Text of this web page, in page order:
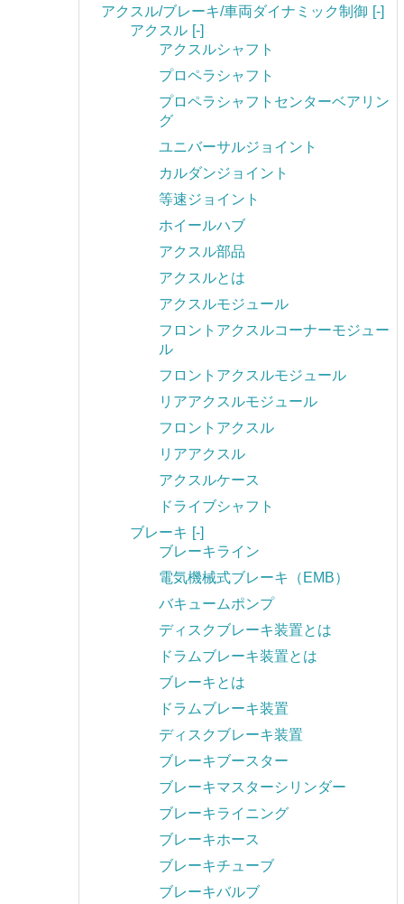
アクスル/ブレーキ/車両ダイナミック制御 [-]
アクスル [-]
アクスルシャフト
プロペラシャフト
プロペラシャフトセンターベアリン
グ
ユニバーサルジョイント
カルダンジョイント
等速ジョイント
ホイールハブ
アクスル部品
アクスルとは
アクスルモジュール
フロントアクスルコーナーモジュー
ル
フロントアクスルモジュール
リアアクスルモジュール
フロントアクスル
リアアクスル
アクスルケース
ドライブシャフト
ブレーキ [-]
ブレーキライン
電気機械式ブレーキ（EMB）
バキュームポンプ
ディスクブレーキ装置とは
ドラムブレーキ装置とは
ブレーキとは
ドラムブレーキ装置
ディスクブレーキ装置
ブレーキブースター
ブレーキマスターシリンダー
ブレーキライニング
ブレーキホース
ブレーキチューブ
ブレーキバルブ